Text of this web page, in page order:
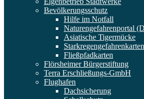
Bevölkerungsschutz
Hilfe im Notfall
Naturengefahrenportal
Asiatische Tigermücke
Starkregengefahrenkarten
Fließpfadkarten
Flörsheimer Bürgerstiftung
Terra Erschließungs-GmbH
Flughafen
Dachsicherung